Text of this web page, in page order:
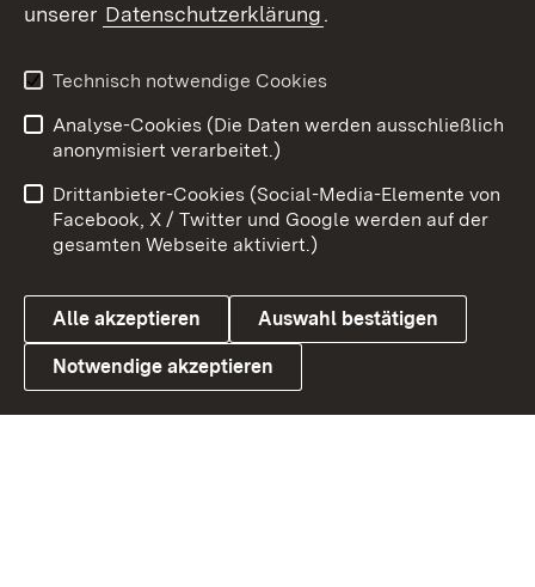
Youtube
Link zum Landesportal
Impressum
Kontakt
Barrierefreiheit
Datenschutz
Cookies
unserer Datenschutzerklärung.
Technisch notwendige Cookies
Analyse-Cookies (Die Daten werden ausschließlich
anonymisiert verarbeitet.)
Drittanbieter-Cookies (Social-Media-Elemente von
Facebook, X / Twitter und Google werden auf der
gesamten Webseite aktiviert.)
Alle akzeptieren Auswahl bestätigen
Notwendige akzeptieren